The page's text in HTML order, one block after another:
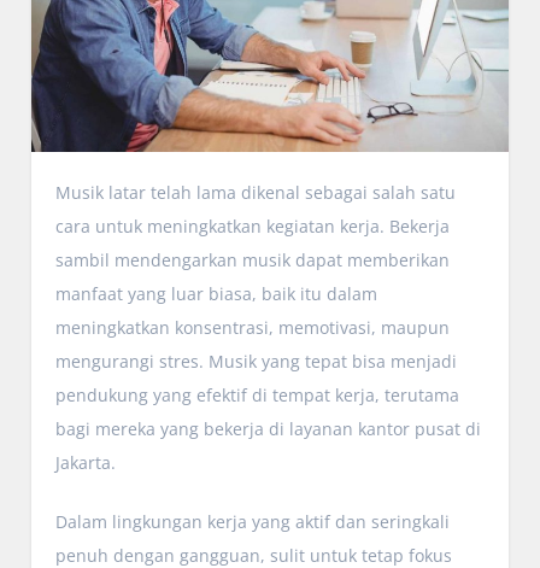
Musik latar telah lama dikenal sebagai salah satu
cara untuk meningkatkan kegiatan kerja. Bekerja
sambil mendengarkan musik dapat memberikan
manfaat yang luar biasa, baik itu dalam
meningkatkan konsentrasi, memotivasi, maupun
mengurangi stres. Musik yang tepat bisa menjadi
pendukung yang efektif di tempat kerja, terutama
bagi mereka yang bekerja di layanan kantor pusat di
Jakarta.
Dalam lingkungan kerja yang aktif dan seringkali
penuh dengan gangguan, sulit untuk tetap fokus